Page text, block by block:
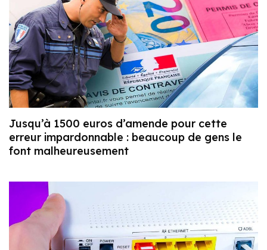
Jusqu’à 1500 euros d’amende pour cette
erreur impardonnable : beaucoup de gens le
font malheureusement